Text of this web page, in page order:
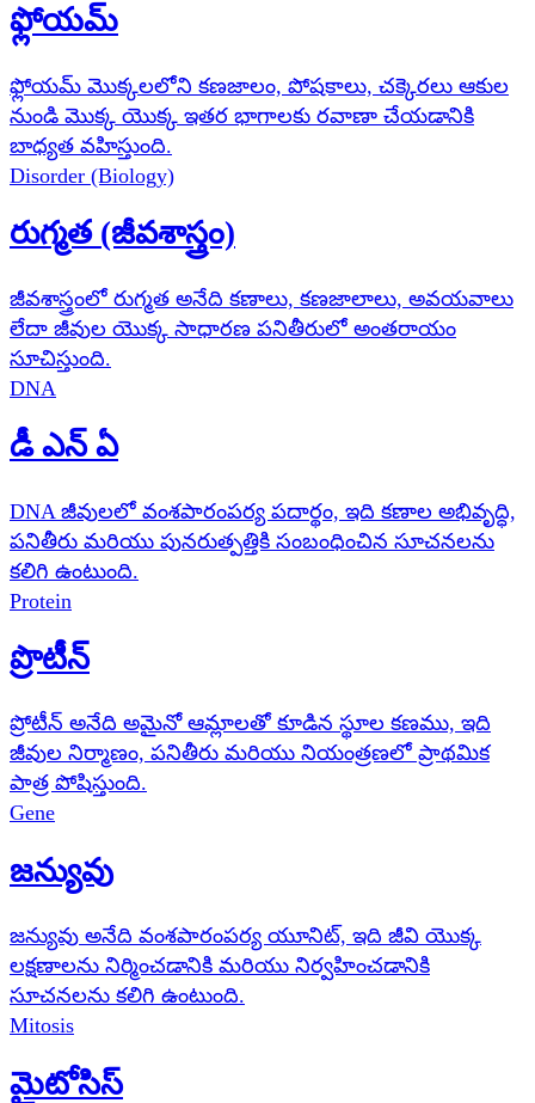
ఫ్లోయమ్
ఫ్లోయమ్ మొక్కలలోని కణజాలం, పోషకాలు, చక్కెరలు ఆకుల
నుండి మొక్క యొక్క ఇతర భాగాలకు రవాణా చేయడానికి
బాధ్యత వహిస్తుంది.
Disorder (Biology)
రుగ్మత (జీవశాస్త్రం)
జీవశాస్త్రంలో రుగ్మత అనేది కణాలు, కణజాలాలు, అవయవాలు
లేదా జీవుల యొక్క సాధారణ పనితీరులో అంతరాయం
సూచిస్తుంది.
DNA
డీ ఎన్ ఏ
DNA జీవులలో వంశపారంపర్య పదార్థం, ఇది కణాల అభివృద్ధి,
పనితీరు మరియు పునరుత్పత్తికి సంబంధించిన సూచనలను
కలిగి ఉంటుంది.
Protein
ప్రొటీన్
ప్రోటీన్ అనేది అమైనో ఆమ్లాలతో కూడిన స్థూల కణము, ఇది
జీవుల నిర్మాణం, పనితీరు మరియు నియంత్రణలో ప్రాథమిక
పాత్ర పోషిస్తుంది.
Gene
జన్యువు
జన్యువు అనేది వంశపారంపర్య యూనిట్, ఇది జీవి యొక్క
లక్షణాలను నిర్మించడానికి మరియు నిర్వహించడానికి
సూచనలను కలిగి ఉంటుంది.
Mitosis
మైటోసిస్